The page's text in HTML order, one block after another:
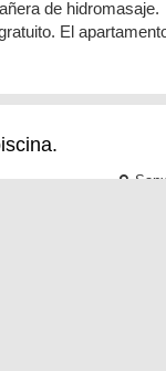
de hidromasaje.
El